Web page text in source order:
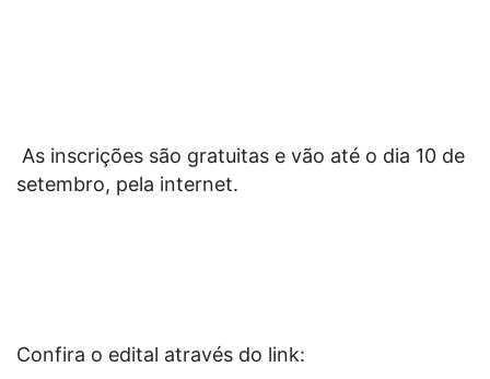
As inscrições são gratuitas e vão até o dia 10 de
setembro, pela internet.
Confira o edital através do link: